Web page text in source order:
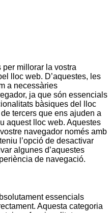
millorar la vostra
lloc web. D’aquestes, les
a necessàries
ja que són essencials
bàsiques del lloc
tercers que ens ajuden a
aquest lloc web. Aquestes
navegador només amb
l’opció de desactivar
algunes d’aquestes
de navegació.
essencials
Aquesta categoria